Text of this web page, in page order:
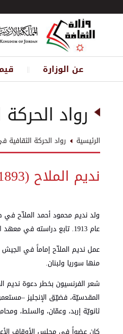
عن الوزارة ||
رواد
الرئيسية رواد الحركة الثقافية
نديم الملاح (1893-1973)
عام 1913. تابع دراسته في معهد الحقوق المقدسي عام 1924، وحصل على شهادة الحقوق المقدسيّة من مجلس العلوم الحقوقية في القدس.
عمل نديم الملاّح إماماً في الجيش
منها سوريا ولبنان.
ثانويّة إربد، وعمّان، والسلط،